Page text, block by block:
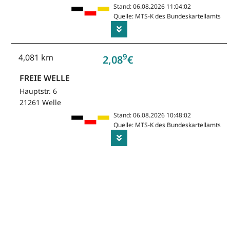
Stand: 06.08.2026 11:04:02
Quelle: MTS-K des Bundeskartellamts
4,081 km 2,089€
FREIE WELLE
Hauptstr. 6
21261 Welle
Stand: 06.08.2026 10:48:02
Quelle: MTS-K des Bundeskartellamts